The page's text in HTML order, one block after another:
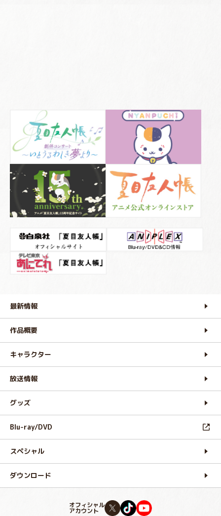
最新情報
作品概要
キャラクター
放送情報
グッズ
Blu-ray/DVD
スペシャル
ダウンロード
オフィシャル
アカウント